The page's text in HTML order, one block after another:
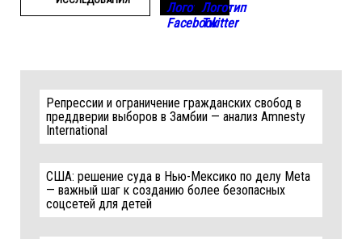
Репрессии и ограничение гражданских свобод в
преддверии выборов в Замбии — анализ Amnesty
International
США: решение суда в Нью-Мексико по делу Meta
— важный шаг к созданию более безопасных
соцсетей для детей